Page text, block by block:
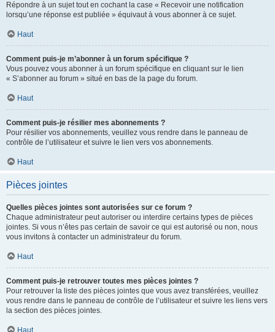
Répondre à un sujet tout en cochant la case « Recevoir une notification
lorsqu’une réponse est publiée » équivaut à vous abonner à ce sujet.
Haut
Comment puis-je m’abonner à un forum spécifique ?
Vous pouvez vous abonner à un forum spécifique en cliquant sur le lien
« S’abonner au forum » situé en bas de la page du forum.
Haut
Comment puis-je résilier mes abonnements ?
Pour résilier vos abonnements, veuillez vous rendre dans le panneau de
contrôle de l’utilisateur et suivre le lien vers vos abonnements.
Haut
Pièces jointes
Quelles pièces jointes sont autorisées sur ce forum ?
Chaque administrateur peut autoriser ou interdire certains types de pièces
jointes. Si vous n’êtes pas certain de savoir ce qui est autorisé ou non, nous
vous invitons à contacter un administrateur du forum.
Haut
Comment puis-je retrouver toutes mes pièces jointes ?
Pour retrouver la liste des pièces jointes que vous avez transférées, veuillez
vous rendre dans le panneau de contrôle de l’utilisateur et suivre les liens vers
la section des pièces jointes.
Haut